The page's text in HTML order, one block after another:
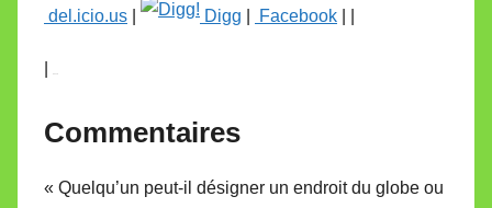
del.icio.us
Digg Facebook
Commentaires
« Quelqu’un peut-il désigner un endroit du globe ou